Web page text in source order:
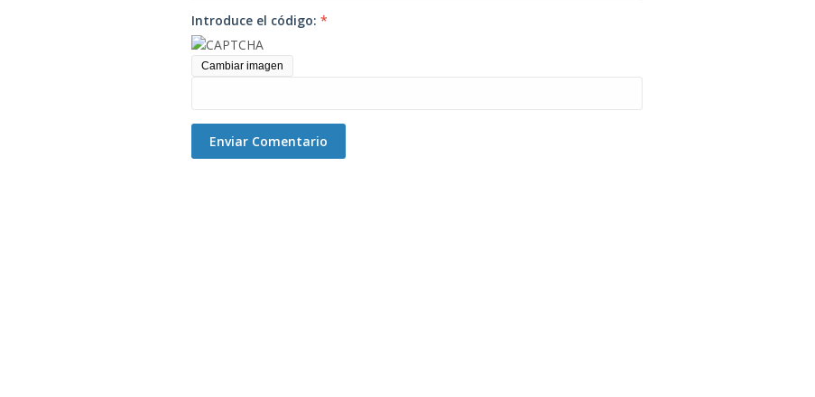
Introduce el código: *
Cambiar imagen
Enviar Comentario